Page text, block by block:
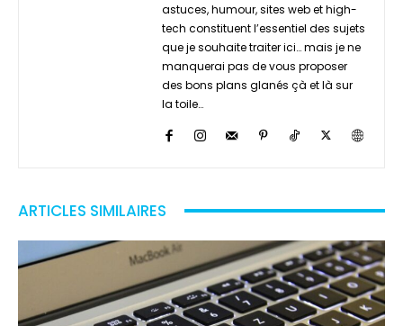
astuces, humour, sites web et high-
tech constituent l’essentiel des sujets
que je souhaite traiter ici… mais je ne
manquerai pas de vous proposer
des bons plans glanés çà et là sur
la toile…
ARTICLES SIMILAIRES